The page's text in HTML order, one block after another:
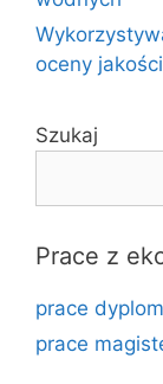
oceny
Szukaj
Prace z
prace
prace